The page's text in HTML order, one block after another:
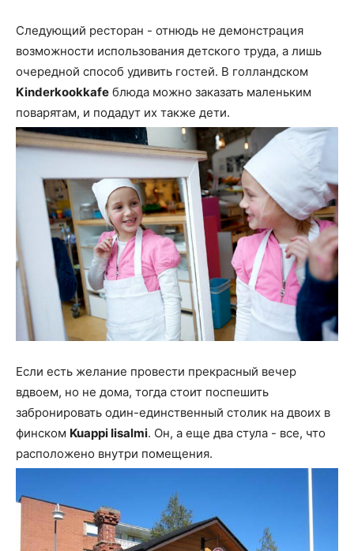
Следующий ресторан - отнюдь не демонстрация
возможности использования детского труда, а лишь
очередной способ удивить гостей. В голландском
Kinderkookkafe блюда можно заказать маленьким
поварятам, и подадут их также дети.
Если есть желание провести прекрасный вечер
вдвоем, но не дома, тогда стоит поспешить
забронировать один-единственный столик на двоих в
финском Kuappi Iisalmi. Он, а еще два стула - все, что
расположено внутри помещения.